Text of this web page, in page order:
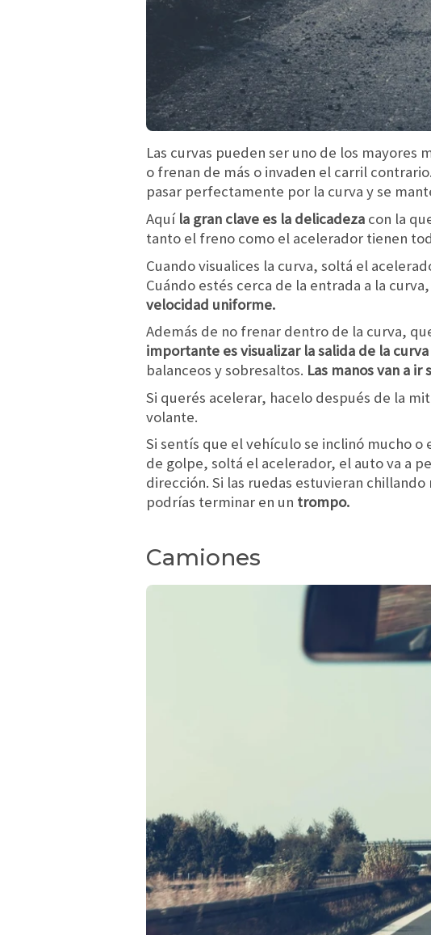
Las curvas pueden ser uno de los
o frenan de más o invaden el carril
pasar perfectamente por la curva y se
Aquí la gran clave es la delicadeza con la
tanto el freno como el acelerador tienen
Cuando visualices la curva, soltá el
Cuándo estés cerca de la entrada a la
velocidad uniforme.
Además de no frenar dentro de la curva,
importante es visualizar la salida de la curva
balanceos y sobresaltos. Las manos van a
Si querés acelerar, hacelo después de la
volante.
Si sentís que el vehículo se inclinó mucho
de golpe, soltá el acelerador, el auto va a
dirección. Si las ruedas estuvieran
podrías terminar en un trompo.
Camiones